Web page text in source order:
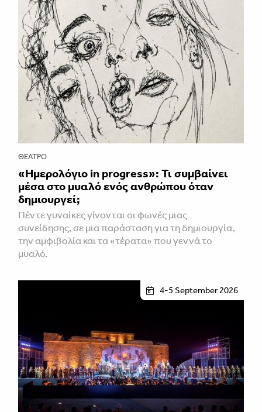
ΘΈΑΤΡΟ
«Ημερολόγιο in progress»: Τι συμβαίνει
μέσα στο μυαλό ενός ανθρώπου όταν
δημιουργεί;
Πέντε γυναίκες γίνονται οι φωνές μιας
συνείδησης, σε μια παράσταση για τη δημιουργία,
την αμφιβολία και τα «τέρατα» που γεννά το
μυαλό.
4-5 September 2026